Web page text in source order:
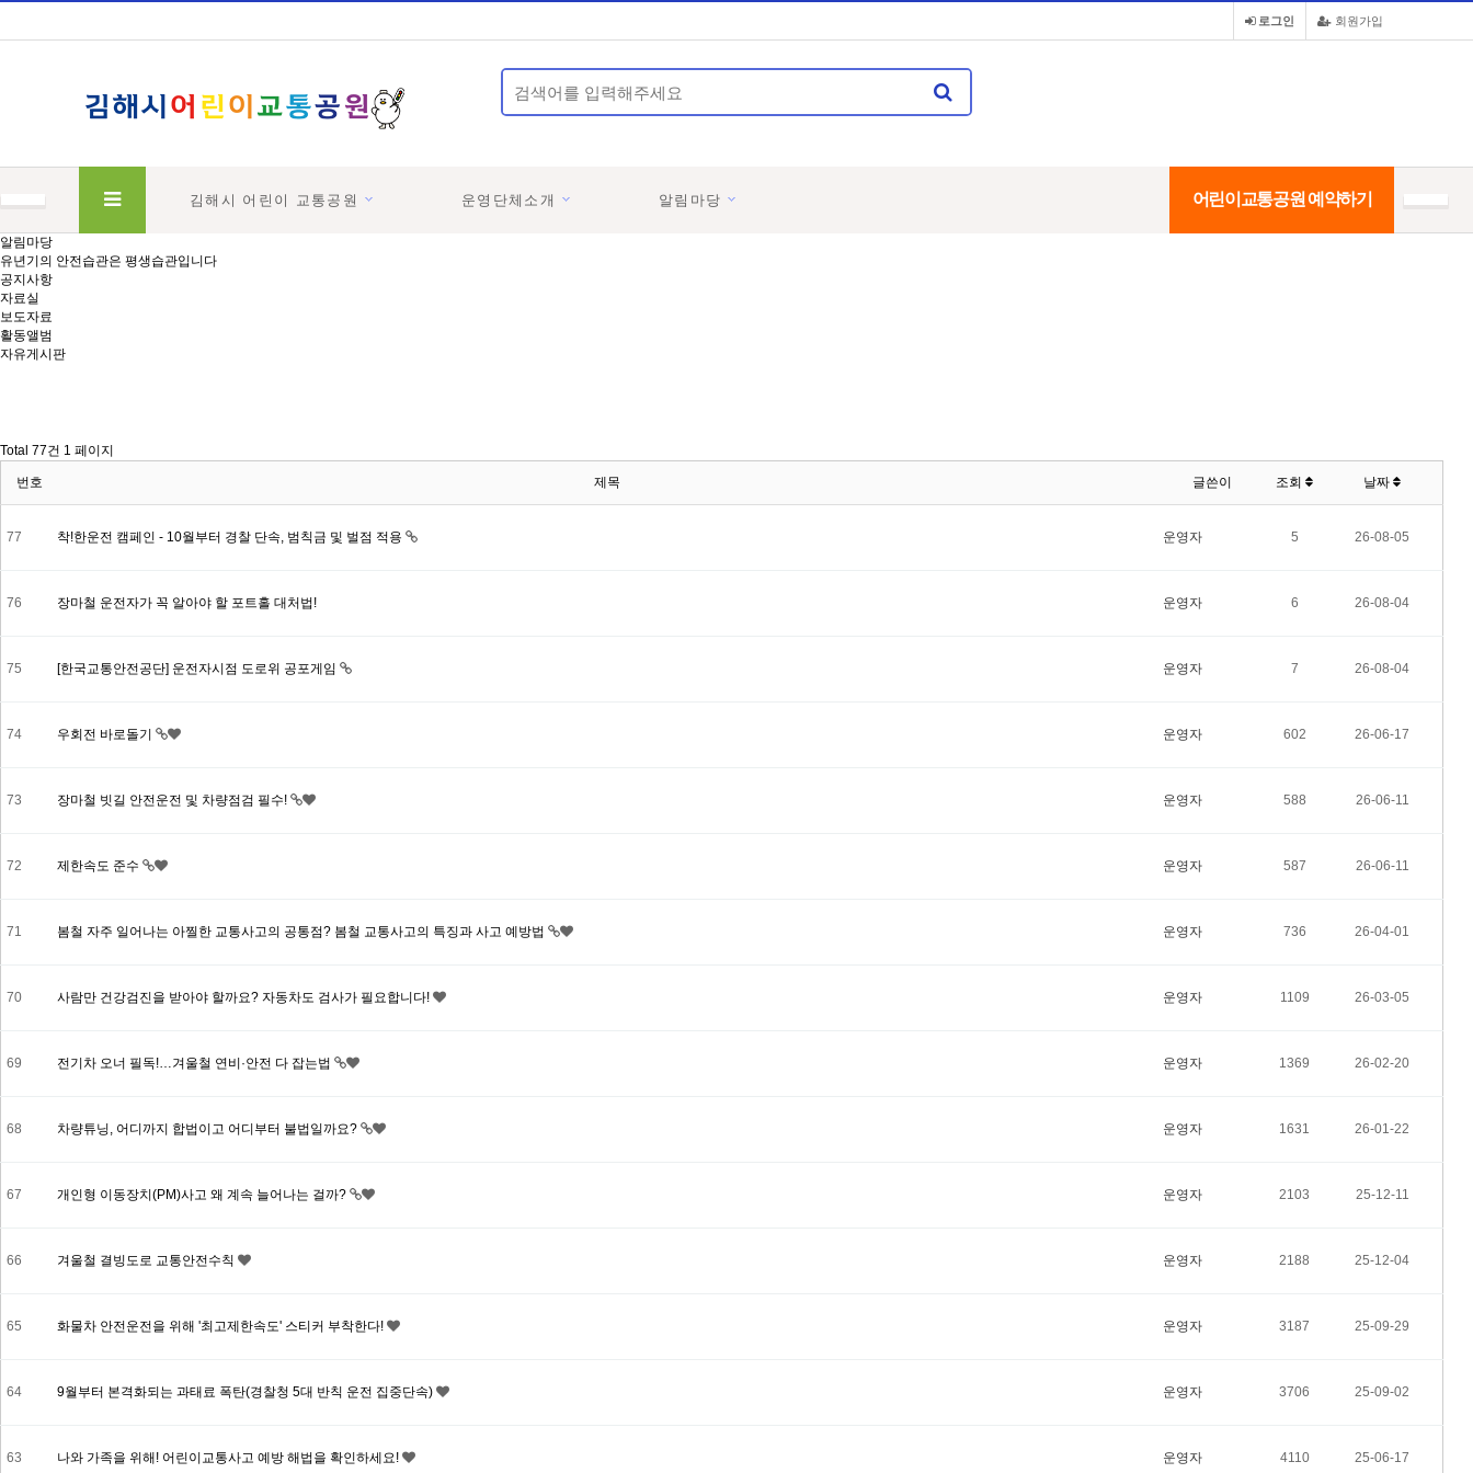
회원가입
로그인
김해시 어린이 교통공원
운영단체소개
알림마당
어린이교통공원 예약하기
알림마당
유년기의 안전습관은 평생습관입니다
공지사항
자료실
보도자료
활동앨범
자유게시판
Total 77건 1 페이지
번호 제목 글쓴이 조회 날짜
77 착!한운전 캠페인 - 10월부터 경찰 단속, 범칙금 및 벌점 적용 운영자 5 26-08-05
76 장마철 운전자가 꼭 알아야 할 포트홀 대처법! 운영자 6 26-08-04
75 [한국교통안전공단] 운전자시점 도로위 공포게임 운영자 7 26-08-04
74 우회전 바로돌기 운영자 602 26-06-17
73 장마철 빗길 안전운전 및 차량점검 필수! 운영자 588 26-06-11
72 제한속도 준수 운영자 587 26-06-11
71 봄철 자주 일어나는 아찔한 교통사고의 공통점? 봄철 교통사고의 특징과 사고 예방법 운영자 736 26-04-01
70 사람만 건강검진을 받아야 할까요? 자동차도 검사가 필요합니다! 운영자 1109 26-03-05
69 전기차 오너 필독!…겨울철 연비·안전 다 잡는법 운영자 1369 26-02-20
68 차량튜닝, 어디까지 합법이고 어디부터 불법일까요? 운영자 1631 26-01-22
67 개인형 이동장치(PM)사고 왜 계속 늘어나는 걸까? 운영자 2103 25-12-11
66 겨울철 결빙도로 교통안전수칙 운영자 2188 25-12-04
65 화물차 안전운전을 위해 '최고제한속도' 스티커 부착한다! 운영자 3187 25-09-29
64 9월부터 본격화되는 과태료 폭탄(경찰청 5대 반칙 운전 집중단속) 운영자 3706 25-09-02
63 나와 가족을 위해! 어린이교통사고 예방 해법을 확인하세요! 운영자 4110 25-06-17